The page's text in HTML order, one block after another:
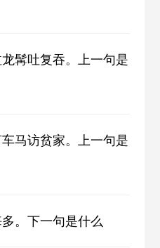
髯吐复吞。上一句是
马访贫家。上一句是
。下一句是什么